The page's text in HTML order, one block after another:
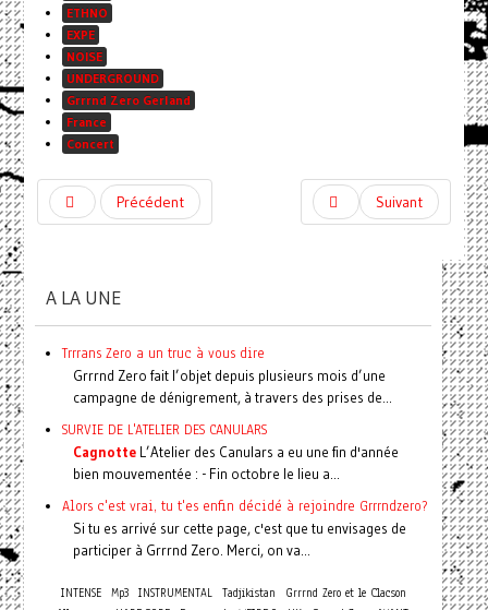
ETHNO
EXPE
NOISE
UNDERGROUND
Grrrnd Zero Gerland
France
Concert
Précédent Suivant
A LA UNE
Trrrans Zero a un truc à vous dire
Grrrnd Zero fait l’objet depuis plusieurs mois d’une
campagne de dénigrement, à travers des prises de...
SURVIE DE L'ATELIER DES CANULARS
CagnotteL’Atelier des Canulars a eu une fin d'année
bien mouvementée : - Fin octobre le lieu a...
Alors c'est vrai, tu t'es enfin décidé à rejoindre Grrrndzero?
Si tu es arrivé sur cette page, c'est que tu envisages de
participer à Grrrnd Zero. Merci, on va...
INTENSE Mp3 INSTRUMENTAL Tadjikistan
Grrrnd Zero et le Clacson